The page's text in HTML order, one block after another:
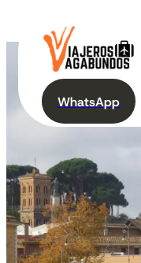
WhatsApp